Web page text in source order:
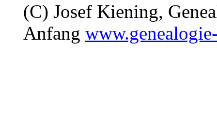
(C) Josef Kiening,
Anfang